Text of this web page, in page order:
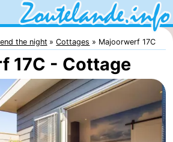
the night Cottages Majoorwerf 17C
17C - Cottage